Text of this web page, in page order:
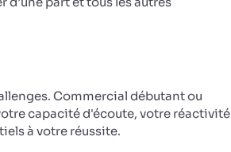
Commercial débutant ou
capacité d'écoute, votre réactivité
à votre réussite.